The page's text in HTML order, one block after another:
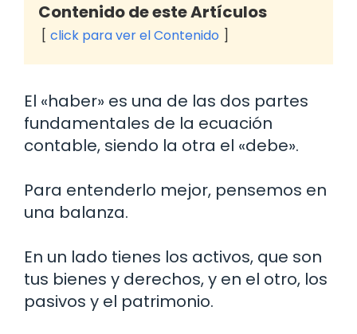
Contenido de este Artículos
click para ver el Contenido
El «haber» es una de las dos partes
fundamentales de la ecuación
contable, siendo la otra el «debe».
Para entenderlo mejor, pensemos en
una balanza.
En un lado tienes los activos, que son
tus bienes y derechos, y en el otro, los
pasivos y el patrimonio.